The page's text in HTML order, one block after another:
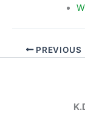
PREVIOUS